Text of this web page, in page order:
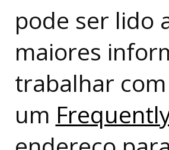
pode ser lido
maiores
trabalhar
um